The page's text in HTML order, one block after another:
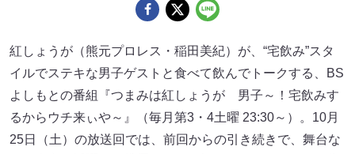
紅しょうが（熊元プロレス・稲田美紀）が、“宅飲み”スタ
イルでステキな男子ゲストと食べて飲んでトークする、BS
よしもとの番組『つまみは紅しょうが 男子～！宅飲みす
るからウチ来ぃや～』（毎月第3・4土曜 23:30～）。10月
25日（土）の放送回では、前回からの引き続きで、舞台な